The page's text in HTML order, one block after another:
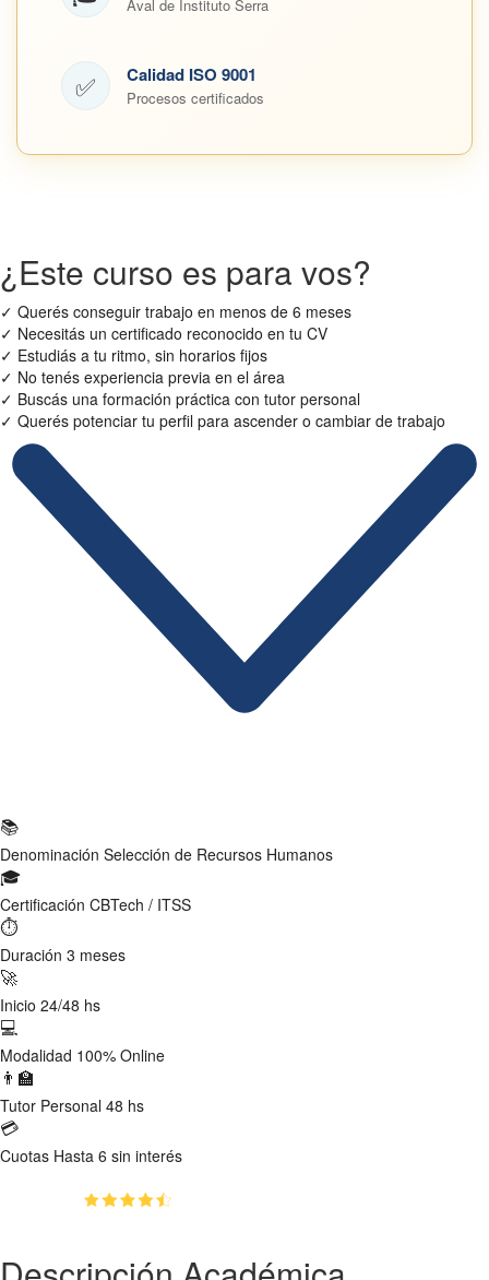
Aval de Instituto Serra
✅ Calidad ISO 9001
Procesos certificados
¿Este curso es para vos?
✓ Querés conseguir trabajo en menos de 6 meses
✓ Necesitás un certificado reconocido en tu CV
✓ Estudiás a tu ritmo, sin horarios fijos
✓ No tenés experiencia previa en el área
✓ Buscás una formación práctica con tutor personal
✓ Querés potenciar tu perfil para ascender o cambiar de trabajo
📚
Denominación Selección de Recursos Humanos
🎓
Certificación CBTech / ITSS
⏱
Duración 3 meses
🚀
Inicio 24/48 hs
💻
Modalidad 100% Online
👨‍🏫
Tutor Personal 48 hs
💳
Cuotas Hasta 6 sin interés